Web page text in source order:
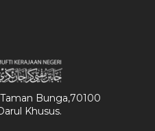
Bunga,70100
Khusus.